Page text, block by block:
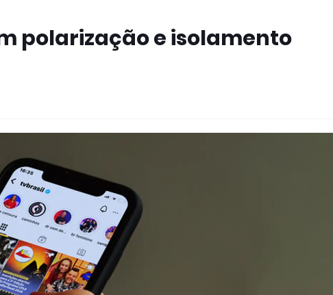
polarização e isolamento